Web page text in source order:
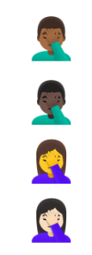
🤦🏾‍♂️
🤦🏿‍♂️
🤦‍♀️
🤦🏻‍♀️